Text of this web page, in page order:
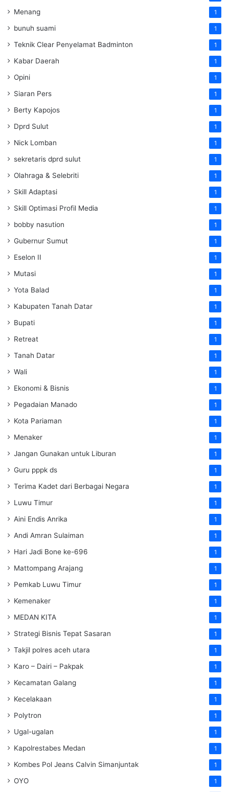
Menang 1
bunuh suami 1
Teknik Clear Penyelamat Badminton 1
Kabar Daerah 1
Opini 1
Siaran Pers 1
Berty Kapojos 1
Dprd Sulut 1
Nick Lomban 1
sekretaris dprd sulut 1
Olahraga & Selebriti 1
Skill Adaptasi 1
Skill Optimasi Profil Media 1
bobby nasution 1
Gubernur Sumut 1
Eselon II 1
Mutasi 1
Yota Balad 1
Kabupaten Tanah Datar 1
Bupati 1
Retreat 1
Tanah Datar 1
Wali 1
Ekonomi & Bisnis 1
Pegadaian Manado 1
Kota Pariaman 1
Menaker 1
Jangan Gunakan untuk Liburan 1
Guru pppk ds 1
Terima Kadet dari Berbagai Negara 1
Luwu Timur 1
Aini Endis Anrika 1
Andi Amran Sulaiman 1
Hari Jadi Bone ke-696 1
Mattompang Arajang 1
Pemkab Luwu Timur 1
Kemenaker 1
MEDAN KITA 1
Strategi Bisnis Tepat Sasaran 1
Takjil polres aceh utara 1
Karo – Dairi – Pakpak 1
Kecamatan Galang 1
Kecelakaan 1
Polytron 1
Ugal-ugalan 1
Kapolrestabes Medan 1
Kombes Pol Jeans Calvin Simanjuntak 1
OYO 1